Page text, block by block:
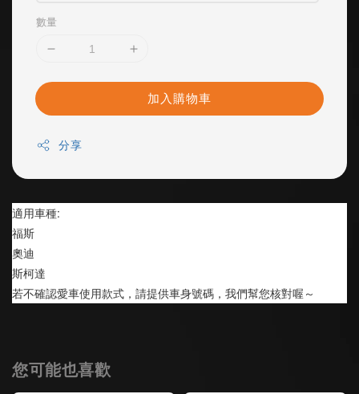
數量
加入購物車
分享
適用車種:
福斯
奧迪
斯柯達
若不確認愛車使用款式，請提供車身號碼，我們幫您核對喔～
您可能也喜歡